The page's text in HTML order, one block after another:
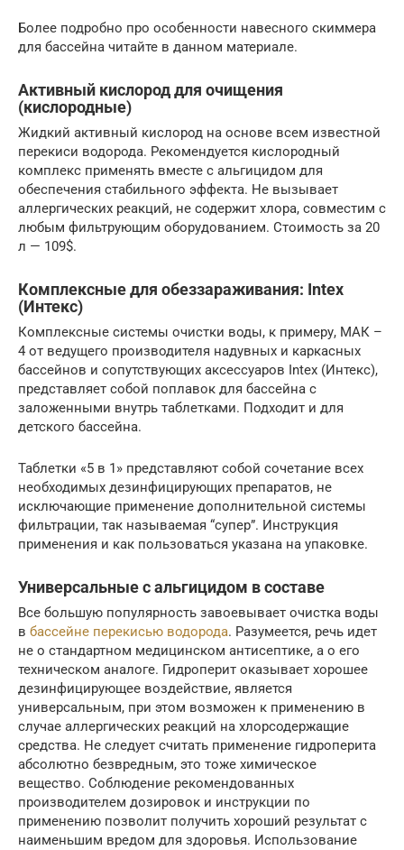
Более подробно про особенности навесного скиммера
для бассейна читайте в данном материале.
Активный кислород для очищения
(кислородные)
Жидкий активный кислород на основе всем известной
перекиси водорода. Рекомендуется кислородный
комплекс применять вместе с альгицидом для
обеспечения стабильного эффекта. Не вызывает
аллергических реакций, не содержит хлора, совместим с
любым фильтрующим оборудованием. Стоимость за 20
л — 109$.
Комплексные для обеззараживания: Intex
(Интекс)
Комплексные системы очистки воды, к примеру, МАК –
4 от ведущего производителя надувных и каркасных
бассейнов и сопутствующих аксессуаров Intex (Интекс),
представляет собой поплавок для бассейна с
заложенными внутрь таблетками. Подходит и для
детского бассейна.
Таблетки «5 в 1» представляют собой сочетание всех
необходимых дезинфицирующих препаратов, не
исключающие применение дополнительной системы
фильтрации, так называемая “супер”. Инструкция
применения и как пользоваться указана на упаковке.
Универсальные с альгицидом в составе
Все большую популярность завоевывает очистка воды
в бассейне перекисью водорода. Разумеется, речь идет
не о стандартном медицинском антисептике, а о его
техническом аналоге. Гидроперит оказывает хорошее
дезинфицирующее воздействие, является
универсальным, при этом возможен к применению в
случае аллергических реакций на хлорсодержащие
средства. Не следует считать применение гидроперита
абсолютно безвредным, это тоже химическое
вещество. Соблюдение рекомендованных
производителем дозировок и инструкции по
применению позволит получить хороший результат с
наименьшим вредом для здоровья. Использование